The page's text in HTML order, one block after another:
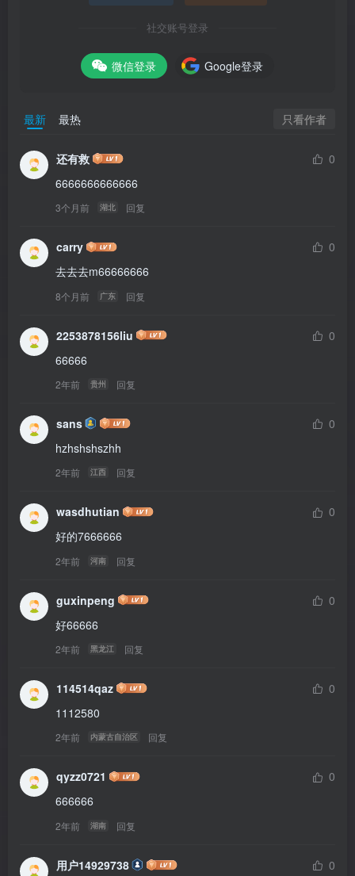
社交账号登录
微信登录 Google登录
最新 最热 只看作者
还有救
0
6666666666666
3个月前 湖北 回复
carry
0
去去去m66666666
8个月前 广东 回复
2253878156liu
0
66666
2年前 贵州 回复
sans
0
hzhshshszhh
2年前 江西 回复
wasdhutian
0
好的7666666
2年前 河南 回复
guxinpeng
0
好66666
2年前 黑龙江 回复
114514qaz
0
1112580
2年前 内蒙古自治区 回复
qyzz0721
0
666666
2年前 湖南 回复
用户14929738 0